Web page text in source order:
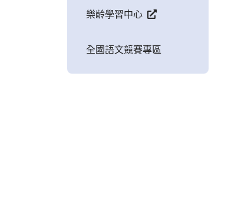
樂齡學習中心
全國語文競賽專區